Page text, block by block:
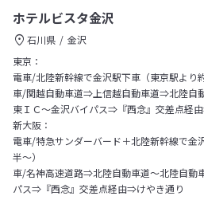
ホテルビスタ金沢
石川県
金沢
東京：
電車/北陸新幹線で金沢駅下車（東京駅より
車/関越自動車道⇒上信越自動車道⇒北陸自
東ＩＣ～金沢バイパス⇒『西念』交差点経
新大阪：
電車/特急サンダーバード＋北陸新幹線で金
半～）
車/名神高速道路⇒北陸自動車道～北陸自
パス⇒『西念』交差点経由⇒けやき通り